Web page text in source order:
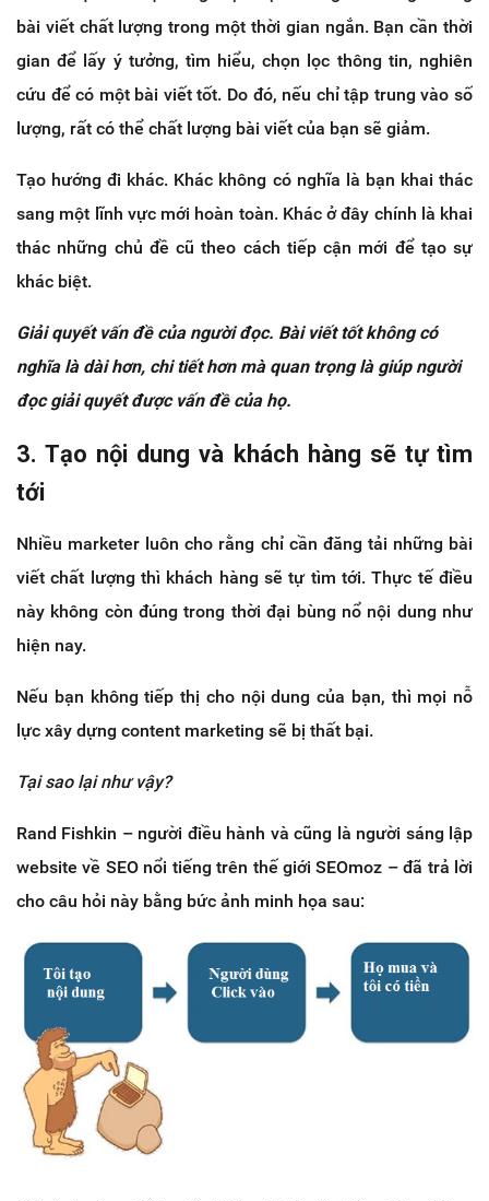
bài viết chất lượng trong một thời gian ngắn. Bạn cần thời
gian để lấy ý tưởng, tìm hiểu, chọn lọc thông tin, nghiên
cứu để có một bài viết tốt. Do đó, nếu chỉ tập trung vào số
lượng, rất có thể chất lượng bài viết của bạn sẽ giảm.
Tạo hướng đi khác. Khác không có nghĩa là bạn khai thác
sang một lĩnh vực mới hoàn toàn. Khác ở đây chính là khai
thác những chủ đề cũ theo cách tiếp cận mới để tạo sự
khác biệt.
Giải quyết vấn đề của người đọc. Bài viết tốt không có
nghĩa là dài hơn, chi tiết hơn mà quan trọng là giúp người
đọc giải quyết được vấn đề của họ.
3. Tạo nội dung và khách hàng sẽ tự tìm
tới
Nhiều marketer luôn cho rằng chỉ cần đăng tải những bài
viết chất lượng thì khách hàng sẽ tự tìm tới. Thực tế điều
này không còn đúng trong thời đại bùng nổ nội dung như
hiện nay.
Nếu bạn không tiếp thị cho nội dung của bạn, thì mọi nỗ
lực xây dựng content marketing sẽ bị thất bại.
Tại sao lại như vậy?
Rand Fishkin – người điều hành và cũng là người sáng lập
website về SEO nổi tiếng trên thế giới SEOmoz – đã trả lời
cho câu hỏi này bằng bức ảnh minh họa sau: